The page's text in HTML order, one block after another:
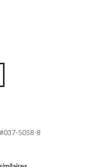
#037-5058-8